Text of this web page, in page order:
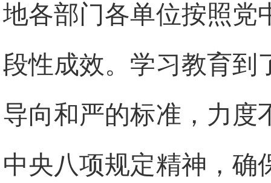
地各部门各单位按照党
段性成效。学习教育到
导向和严的标准，力度
中央八项规定精神，确